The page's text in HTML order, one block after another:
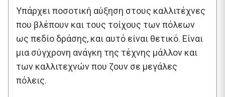
Υπάρχει ποσοτική αύξηση στους καλλιτέχνες
που βλέπουν και τους τοίχους των πόλεων
ως πεδίο δράσης, και αυτό είναι θετικό. Είναι
μια σύγχρονη ανάγκη της τέχνης μάλλον και
των καλλιτεχνών που ζουν σε μεγάλες
πόλεις.